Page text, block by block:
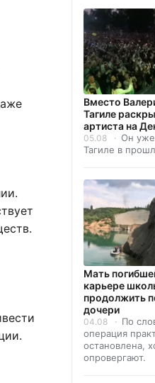
Вместо
Тагиле
артиста на
05.08
Он уже
Тагиле в
Мать
карьере
продолжить
дочери
04.08
По
операция
остановлена,
опровергают.